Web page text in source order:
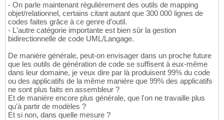
- On parle maintenant régulièrement des outils de mapping
objet/relationnel, certains citant autant que 300 000 lignes de
codes faites grâce à ce genre d'outil.
- L'autre catégorie importante est bien sûr la gestion
bidirectionnelle de code UML/Langage.
De manière générale, peut-on envisager dans un proche future
que les outils de génération de code se suffisent à eux-même
dans leur domaine, je veux dire par là produisent 99% du code
ou des applicatifs de la même manière que 99% des applicatifs
ne sont plus faits en assembleur ?
Et de manière encore plus générale, que l'on ne travaille plus
qu'à partir de modèles ?
Et si non, dans quelle mesure ?